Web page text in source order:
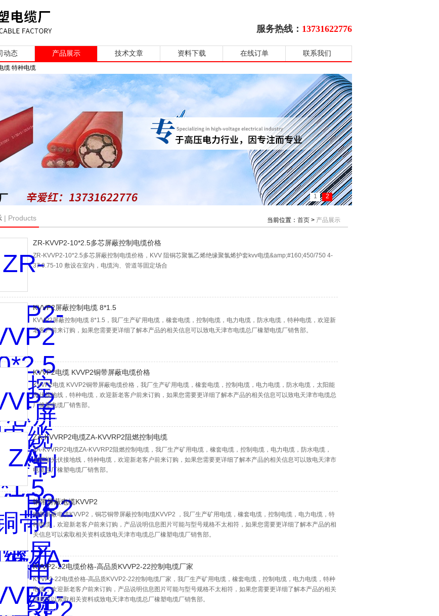
服务热线： 13731622776
动态 产品展示 技术文章 资料下载 在线订单 联系我们
缆 特种电缆
1 2
| Products 当前位置： 首页 > 产品展示
ZR-KVVP2-10*2.5多芯屏蔽控制电缆价格
ZR-KVVP2-10*2.5多芯屏蔽控制电缆价格，KVV 阻铜芯聚氯乙烯绝缘聚氯烯护套kvv电缆&amp;#160;450/750 4-
37 0.75-10 敷设在室内，电缆沟、管道等固定场合
KVVP2屏蔽控制电缆 8*1.5
KVVP2屏蔽控制电缆 8*1.5，我厂生产矿用电缆，橡套电缆，控制电缆，电力电缆，防水电缆，特种电缆，欢迎新
老客户前来订购，如果您需要更详细了解本产品的相关信息可以致电天津市电缆总厂橡塑电缆厂销售部。
KVVP2电缆 KVVP2铜带屏蔽电缆价格
KVVP2电缆 KVVP2铜带屏蔽电缆价格，我厂生产矿用电缆，橡套电缆，控制电缆，电力电缆，防水电缆，太阳能
光伏接地线，特种电缆，欢迎新老客户前来订购，如果您需要更详细了解本产品的相关信息可以致电天津市电缆总
厂橡塑电缆厂销售部。
ZA-KVVRP2电缆ZA-KVVRP2阻燃控制电缆
ZA-KVVRP2电缆ZA-KVVRP2阻燃控制电缆，我厂生产矿用电缆，橡套电缆，控制电缆，电力电缆，防水电缆，
太阳能光伏接地线，特种电缆，欢迎新老客户前来订购，如果您需要更详细了解本产品的相关信息可以致电天津市
电缆总厂橡塑电缆厂销售部。
铜带屏蔽电缆KVVP2
铜带屏蔽电缆KVVP2，铜芯铜带屏蔽控制电缆KVVP2 ，我厂生产矿用电缆，橡套电缆，控制电缆，电力电缆，特
种电缆，欢迎新老客户前来订购，产品说明信息图片可能与型号规格不太相符，如果您需要更详细了解本产品的相
关信息可以索取相关资料或致电天津市电缆总厂橡塑电缆厂销售部。
KVVP2-22电缆价格-高品质KVVP2-22控制电缆厂家
KVVP2-22电缆价格-高品质KVVP2-22控制电缆厂家，我厂生产矿用电缆，橡套电缆，控制电缆，电力电缆，特种
电缆，欢迎新老客户前来订购，产品说明信息图片可能与型号规格不太相符，如果您需要更详细了解本产品的相关
信息可以索取相关资料或致电天津市电缆总厂橡塑电缆厂销售部。